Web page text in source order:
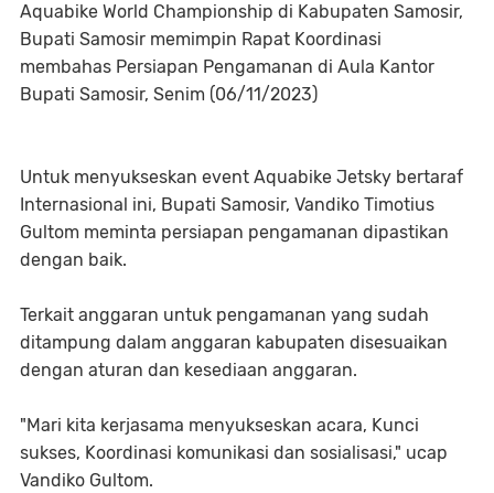
Aquabike World Championship di Kabupaten Samosir,
Bupati Samosir memimpin Rapat Koordinasi
membahas Persiapan Pengamanan di Aula Kantor
Bupati Samosir, Senim (06/11/2023)
Untuk menyukseskan event Aquabike Jetsky bertaraf
Internasional ini, Bupati Samosir, Vandiko Timotius
Gultom meminta persiapan pengamanan dipastikan
dengan baik.
Terkait anggaran untuk pengamanan yang sudah
ditampung dalam anggaran kabupaten disesuaikan
dengan aturan dan kesediaan anggaran.
"Mari kita kerjasama menyukseskan acara, Kunci
sukses, Koordinasi komunikasi dan sosialisasi," ucap
Vandiko Gultom.